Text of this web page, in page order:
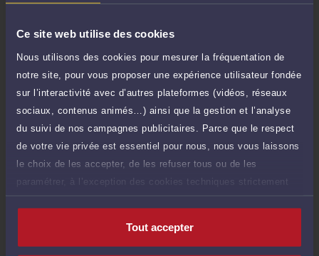
Ce site web utilise des cookies
Nous utilisons des cookies pour mesurer la fréquentation de
notre site, pour vous proposer une expérience utilisateur fondée
sur l’interactivité avec d’autres plateformes (vidéos, réseaux
sociaux, contenus animés…) ainsi que la gestion et l’analyse
du suivi de nos campagnes publicitaires. Parce que le respect
de votre vie privée est essentiel pour nous, nous vous laissons
le choix de les accepter, de les refuser tous ou de les
paramétrer, à l’exception des cookies techniques strictement
nécessaires au fonctionnement du site.
Tout accepter
Question simple
de 1.000 caractères)
50 €
Poser une question
Consultation écrite
Etude de votre dossier + possibilité
d'ajout d'une pièce jointe
200 €
TTC
Consulter par écrit
Compétences